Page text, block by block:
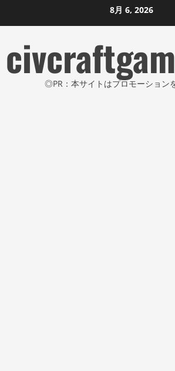
ン
ン
ツ
8月 6, 2026
◎PR：本サイトはプロモーション